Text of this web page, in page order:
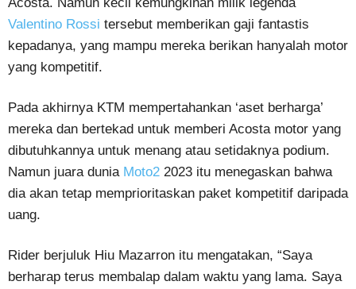
Valentino Rossi tersebut memberikan gaji fantastis
kepadanya, yang mampu mereka berikan hanyalah motor
yang kompetitif.
Pada akhirnya KTM mempertahankan ‘aset berharga’
mereka dan bertekad untuk memberi Acosta motor yang
dibutuhkannya untuk menang atau setidaknya podium.
Namun juara dunia Moto2 2023 itu menegaskan bahwa
dia akan tetap memprioritaskan paket kompetitif daripada
uang.
Rider berjuluk Hiu Mazarron itu mengatakan, “Saya
berharap terus membalap dalam waktu yang lama. Saya